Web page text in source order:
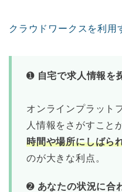
クラウドワークスを利
➊ 自宅で求人情報を
オンラインプラット
人情報をさがすこと
時間や場所にしばら
のが大きな利点。
➋ あなたの状況に合